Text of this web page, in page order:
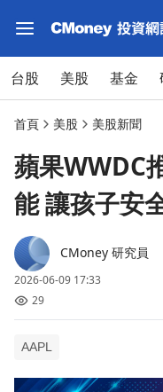
台股 美股 基金
首頁 美股 美股新聞
蘋果WWDC
能 讓孩子安
CMoney 研究員
2026-06-09 17:33
29
AAPL